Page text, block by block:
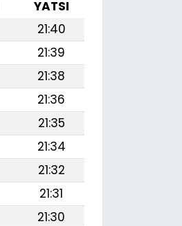
YATSI
21:40
21:39
21:38
21:36
21:35
21:34
21:32
21:31
21:30